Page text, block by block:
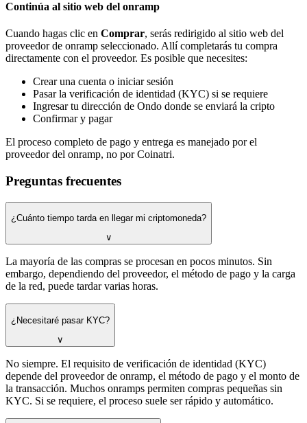
Continúa al sitio web del onramp
Cuando hagas clic en Comprar, serás redirigido al sitio web del
proveedor de onramp seleccionado. Allí completarás tu compra
directamente con el proveedor. Es posible que necesites:
Crear una cuenta o iniciar sesión
Pasar la verificación de identidad (KYC) si se requiere
Ingresar tu dirección de Ondo donde se enviará la cripto
Confirmar y pagar
El proceso completo de pago y entrega es manejado por el
proveedor del onramp, no por Coinatri.
Preguntas frecuentes
¿Cuánto tiempo tarda en llegar mi criptomoneda?
∨
La mayoría de las compras se procesan en pocos minutos. Sin
embargo, dependiendo del proveedor, el método de pago y la carga
de la red, puede tardar varias horas.
¿Necesitaré pasar KYC?
∨
No siempre. El requisito de verificación de identidad (KYC)
depende del proveedor de onramp, el método de pago y el monto de
la transacción. Muchos onramps permiten compras pequeñas sin
KYC. Si se requiere, el proceso suele ser rápido y automático.